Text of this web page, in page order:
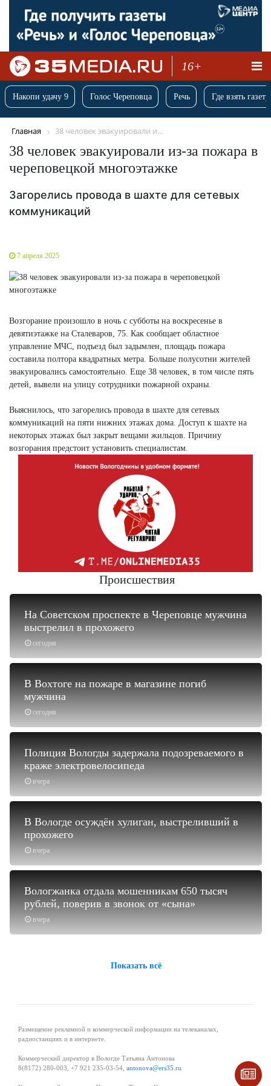
16+
Накопи удачу 9 Голос Череповца Речь Где взять
Главная 38 человек эвакуировали и...
38 человек эвакуировали из-за пожара в
череповецкой многоэтажке
Загорелись провода в шахте для сетевых
коммуникаций
7 апреля 2025
Возгорание произошло в ночь с субботы на воскресенье в
девятиэтажке на Сталеваров, 75. Как сообщает областное
управление МЧС, подъезд был задымлен, площадь пожара
составила полтора квадратных метра. Больше полусотни жителей
эвакуировались самостоятельно. Еще 38 человек, в том числе пять
детей, вывели на улицу сотрудники пожарной охраны.
Выяснилось, что загорелись провода в шахте для сетевых
коммуникаций на пяти нижних этажах дома. Доступ к шахте на
некоторых этажах был закрыт вещами жильцов. Причину
возгорания предстоит установить специалистам.
Происшествия
сегодня
На Советском проспекте в Череповце мужчина
выстрелил в прохожего
сегодня
В Вохтоге на пожаре в магазине погиб
мужчина
вчера
Полиция Вологды задержала подозреваемого в
краже электровелосипеда
вчера
В Вологде осуждён хулиган, выстреливший в
прохожего
вчера
Вологжанка отдала мошенникам 650 тысяч
рублей, поверив в звонок от «сына»
Показать всё
Размещение рекламной и коммерческой информации на телеканалах,
радиостанциях и в интернете.
Коммерческий директор в Вологде Татьяна Антонова
8(8172) 280-003, +7 921 235-03-54, antonova@ers35.ru